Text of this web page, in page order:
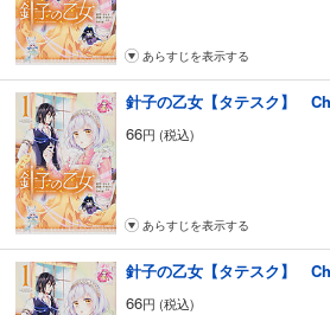
あらすじを表示する
針子の乙女【タテスク】
66円 (税込)
あらすじを表示する
針子の乙女【タテスク】
66円 (税込)